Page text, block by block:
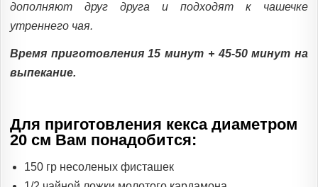
дополняют друг друга и подходят к чашечке
утреннего чая.
Время приготовления 15 минут + 45-50 минут на
выпекание.
Для приготовления кекса диаметром
20 см Вам понадобится:
150 гр несоленых фисташек